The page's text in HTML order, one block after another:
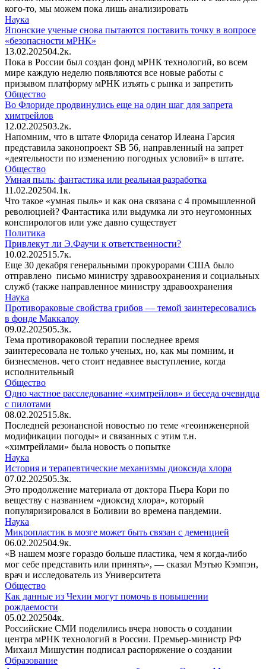
кого-то, мы можем пока лишь анализировать
Наука
Японские ученые снова пытаются поставить точку в вопросе
«безопасности мРНК»
13.02.202504.2к.
Пока в России был создан фонд мРНК технологий, во всем
мире каждую неделю появляются все новые работы с
призывом платформу мРНК изъять с рынка и запретить
Общество
Во Флориде продвинулись еще на один шаг для запрета
химтрейлов
12.02.202503.2к.
Напомним, что в штате Флорида сенатор Илеана Гарсия
представила законопроект SB 56, направленный на запрет
«деятельности по изменению погодных условий» в штате.
Общество
Умная пыль: фантастика или реальная разработка
11.02.202504.1к.
Что такое «умная пыль» и как она связана с 4 промышленной
революцией? Фантастика или выдумка ли это неугомонных
конспирологов или уже давно существует
Политика
Привлекут ли Э.Фаучи к ответственности?
10.02.20251 5.7к.
Еще 30 декабря генеральными прокурорами США было
отправлено письмо министру здравоохранения и социальных
служб (также направленное министру здравоохранения
Наука
Противораковые свойства грибов — темой заинтересовались
в фонде Маккалоу
09.02.202505.3к.
Тема противораковой терапии последнее время
заинтересовала не только ученых, но, как мы помним, и
бизнесменов. чего стоит недавнее выступление, когда
исполнительный
Общество
Одно частное расследование «химтрейлов» и беседа очевидца
с пилотами
08.02.20251 5.8к.
Последней резонансной новостью по теме «геоинженерной
модификации погоды» и связанных с этим т.н.
«химтрейлами» была новость о попытке
Наука
История и терапевтические механизмы диоксида хлора
07.02.202505.3к.
Это продолжение материала от доктора Пьера Кори по
веществу с названием «диоксид хлора», который
популяризировался в Боливии во времена пандемии.
Наука
Микропластик в мозге может быть связан с деменцией
06.02.202504.9к.
«В нашем мозге гораздо больше пластика, чем я когда-либо
мог себе представить или принять», — сказал Мэтью Кэмпэн,
врач и исследователь из Университета
Общество
Как данные из Чехии могут помочь в повышении
рождаемости
05.02.202504к.
Российские СМИ поделились вчера новость о создании
центра мРНК технологий в России. Премьер-министр РФ
Михаил Мишустин подписал распоряжение о создании
Образование